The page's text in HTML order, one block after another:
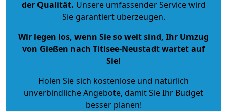
der Qualität. Unsere umfassender Service wird
Sie garantiert überzeugen.
Wir legen los, wenn Sie so weit sind, Ihr Umzug
von Gießen nach Titisee-Neustadt wartet auf
Sie!
Holen Sie sich kostenlose und natürlich
unverbindliche Angebote, damit Sie Ihr Budget
besser planen!